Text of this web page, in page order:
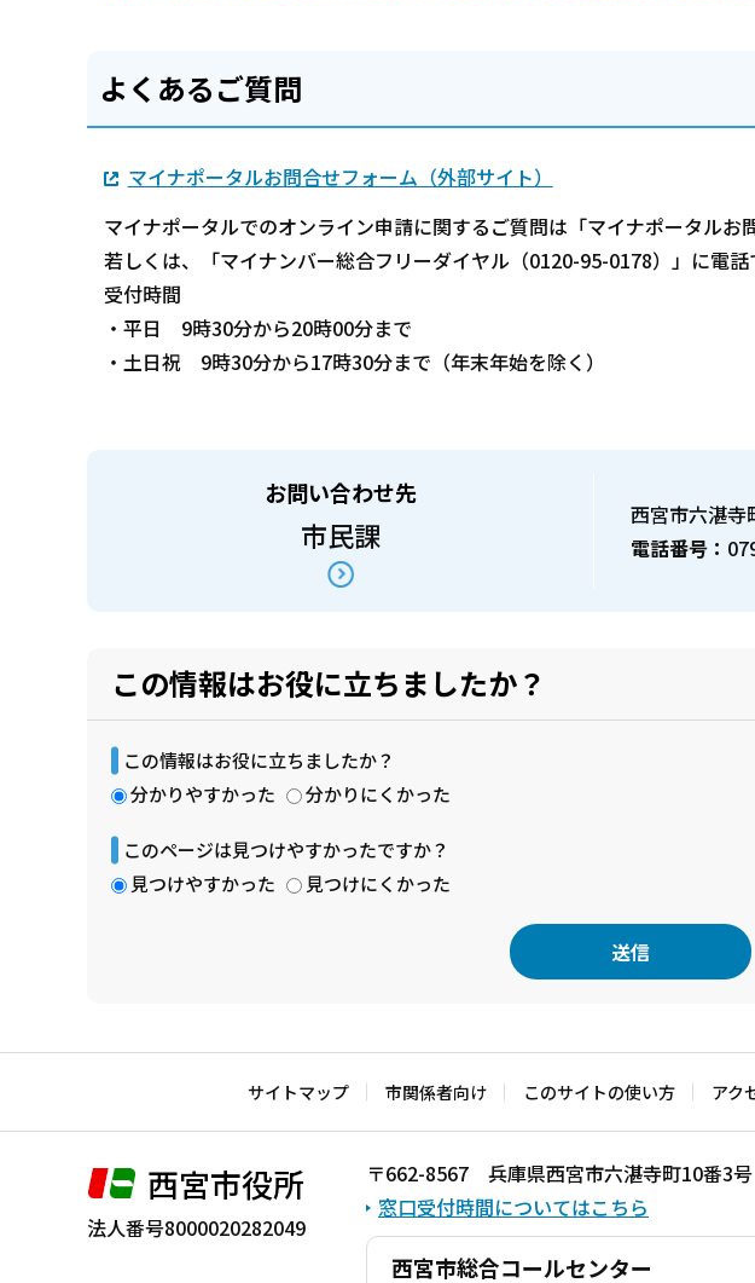
よくあるご質問
マイナポータルお問合せフォーム（外部サイト）
マイナポータルでのオンライン申請に関するご質問は「マイナポータルお
若しくは、「マイナンバー総合フリーダイヤル（0120-95-0178）」に電話
受付時間
・平日 9時30分から20時00分まで
・土日祝 9時30分から17時30分まで（年末年始を除く）
お問い合わせ先
市民課
西宮市六湛
電話番号：
この情報はお役に立ちましたか？
この情報はお役に立ちましたか？
分かりやすかった
分かりにくかった
このページは見つけやすかったですか？
見つけやすかった
見つけにくかった
文
で
サイトマップ 市関係者向け このサイトの使い方 アク
西宮市役所
法人番号8000020282049
〒662-8567 兵庫県西宮市六湛寺町10番3号
窓口受付時間についてはこちら
西宮市総合コールセンター